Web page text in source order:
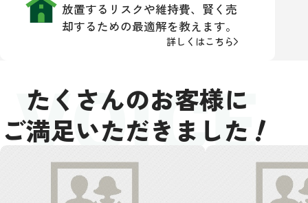
放置するリスクや維持費、賢く売
却するための最適解を教えます。
詳しくはこちら
たくさんのお客様に
ご満足いただきました！
VOICE